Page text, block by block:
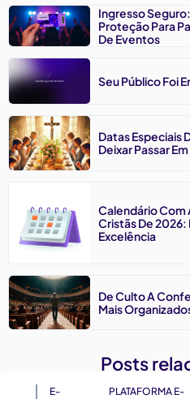
Ingresso
Proteção Para
De Eventos
Seu Público Foi
Datas Especiais
Deixar Passar
Calendário Com
Cristãs De 2026:
Excelência
De Culto A
Mais
Posts
E-
PLATAFORMA E-